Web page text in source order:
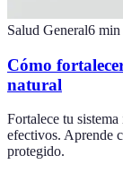
Salud General6 min
Cómo
natural
Fortalece tu
efectivos. Aprende
protegido.